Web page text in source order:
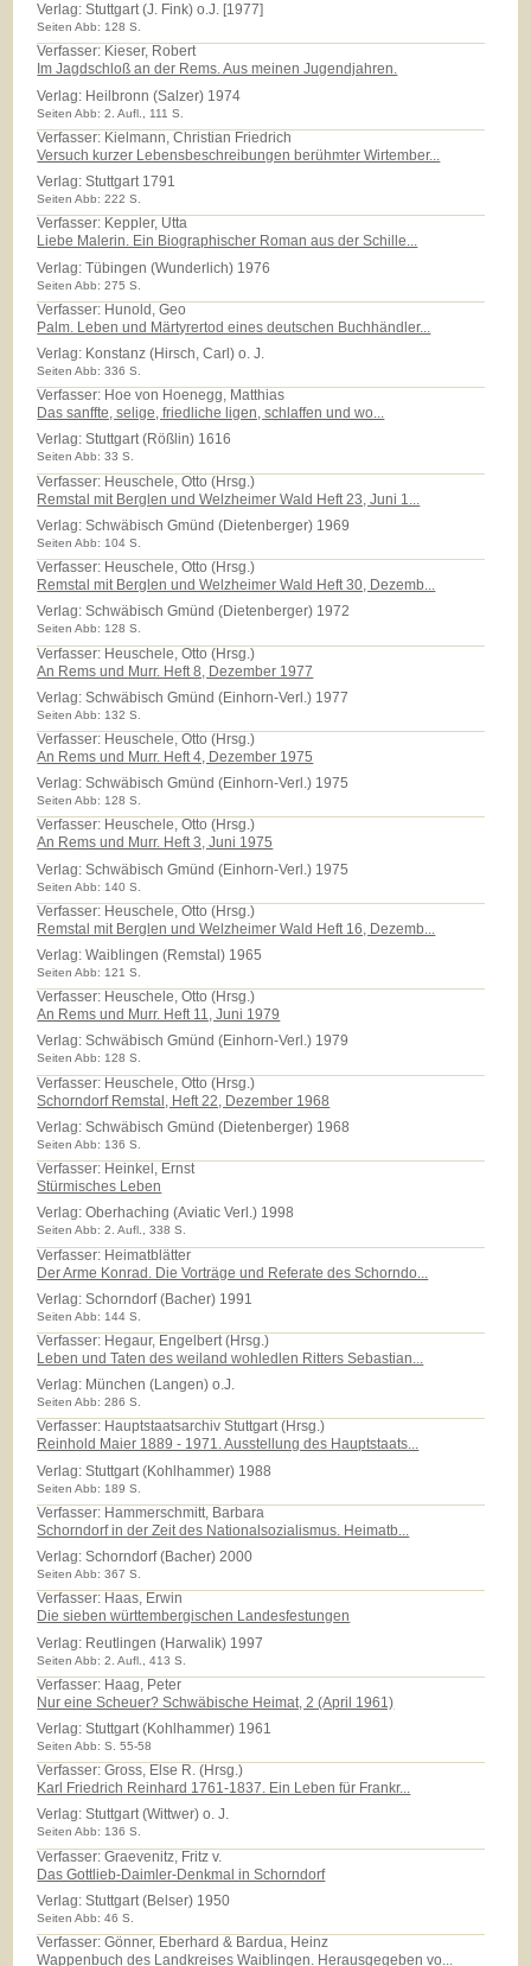
Verlag:Stuttgart (J. Fink) o.J. [1977]
Seiten Abb: 128 S.
Verfasser: Kieser, Robert
Im Jagdschloß an der Rems. Aus meinen Jugendjahren.
Verlag: Heilbronn (Salzer) 1974
Seiten Abb: 2. Aufl., 111 S.
Verfasser: Kielmann, Christian Friedrich
Versuch kurzer Lebensbeschreibungen berühmter Wirtember...
Verlag:Stuttgart 1791
Seiten Abb: 222 S.
Verfasser: Keppler, Utta
Liebe Malerin. Ein Biographischer Roman aus der Schille...
Verlag:Tübingen (Wunderlich) 1976
Seiten Abb: 275 S.
Verfasser: Hunold, Geo
Palm. Leben und Märtyrertod eines deutschen Buchhändler...
Verlag: Konstanz (Hirsch, Carl) o. J.
Seiten Abb: 336 S.
Verfasser: Hoe von Hoenegg, Matthias
Das sanffte, selige, friedliche ligen, schlaffen und wo...
Verlag:Stuttgart (Rößlin) 1616
Seiten Abb: 33 S.
Verfasser: Heuschele, Otto (Hrsg.)
Remstal mit Berglen und Welzheimer Wald Heft 23, Juni 1...
Verlag:Schwäbisch Gmünd (Dietenberger) 1969
Seiten Abb: 104 S.
Verfasser: Heuschele, Otto (Hrsg.)
Remstal mit Berglen und Welzheimer Wald Heft 30, Dezemb...
Verlag:Schwäbisch Gmünd (Dietenberger) 1972
Seiten Abb: 128 S.
Verfasser: Heuschele, Otto (Hrsg.)
An Rems und Murr. Heft 8, Dezember 1977
Verlag:Schwäbisch Gmünd (Einhorn-Verl.) 1977
Seiten Abb: 132 S.
Verfasser: Heuschele, Otto (Hrsg.)
An Rems und Murr. Heft 4, Dezember 1975
Verlag:Schwäbisch Gmünd (Einhorn-Verl.) 1975
Seiten Abb: 128 S.
Verfasser: Heuschele, Otto (Hrsg.)
An Rems und Murr. Heft 3, Juni 1975
Verlag:Schwäbisch Gmünd (Einhorn-Verl.) 1975
Seiten Abb: 140 S.
Verfasser: Heuschele, Otto (Hrsg.)
Remstal mit Berglen und Welzheimer Wald Heft 16, Dezemb...
Verlag:Waiblingen (Remstal) 1965
Seiten Abb: 121 S.
Verfasser: Heuschele, Otto (Hrsg.)
An Rems und Murr. Heft 11, Juni 1979
Verlag:Schwäbisch Gmünd (Einhorn-Verl.) 1979
Seiten Abb: 128 S.
Verfasser: Heuschele, Otto (Hrsg.)
Schorndorf Remstal, Heft 22, Dezember 1968
Verlag:Schwäbisch Gmünd (Dietenberger) 1968
Seiten Abb: 136 S.
Verfasser: Heinkel, Ernst
Stürmisches Leben
Verlag:Oberhaching (Aviatic Verl.) 1998
Seiten Abb: 2. Aufl., 338 S.
Verfasser: Heimatblätter
Der Arme Konrad. Die Vorträge und Referate des Schorndo...
Verlag:Schorndorf (Bacher) 1991
Seiten Abb: 144 S.
Verfasser: Hegaur, Engelbert (Hrsg.)
Leben und Taten des weiland wohledlen Ritters Sebastian...
Verlag: München (Langen) o.J.
Seiten Abb: 286 S.
Verfasser: Hauptstaatsarchiv Stuttgart (Hrsg.)
Reinhold Maier 1889 - 1971. Ausstellung des Hauptstaats...
Verlag:Stuttgart (Kohlhammer) 1988
Seiten Abb: 189 S.
Verfasser: Hammerschmitt, Barbara
Schorndorf in der Zeit des Nationalsozialismus. Heimatb...
Verlag:Schorndorf (Bacher) 2000
Seiten Abb: 367 S.
Verfasser: Haas, Erwin
Die sieben württembergischen Landesfestungen
Verlag: Reutlingen (Harwalik) 1997
Seiten Abb: 2. Aufl., 413 S.
Verfasser: Haag, Peter
Nur eine Scheuer? Schwäbische Heimat, 2 (April 1961)
Verlag:Stuttgart (Kohlhammer) 1961
Seiten Abb: S. 55-58
Verfasser: Gross, Else R. (Hrsg.)
Karl Friedrich Reinhard 1761-1837. Ein Leben für Frankr...
Verlag:Stuttgart (Wittwer) o. J.
Seiten Abb: 136 S.
Verfasser: Graevenitz, Fritz v.
Das Gottlieb-Daimler-Denkmal in Schorndorf
Verlag:Stuttgart (Belser) 1950
Seiten Abb: 46 S.
Verfasser: Gönner, Eberhard & Bardua, Heinz
Wappenbuch des Landkreises Waiblingen. Herausgegeben vo...